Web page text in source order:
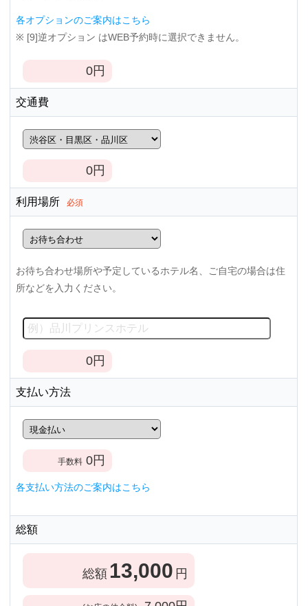
各オプションのご案内はこちら
※ [9]逆オプション はWEB予約時に選択できません。
0円
交通費
0円
利用場所 必須
お待ち合わせ場所や予定しているホテル名、ご自宅の場合は住
所などを入力ください。
0円
支払い方法
手数料 0円
各支払い方法のご案内はこちら
総額
総額 13,000 円